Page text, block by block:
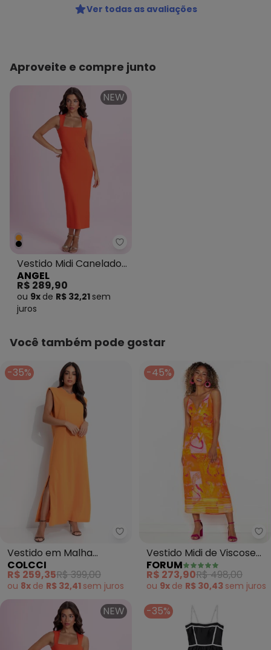
Ver todas as avaliações
Aproveite e compre junto
NEW
Angel - Vestido Midi Canelado
Vestido Midi Canelado
Laranja
ANGEL
R$ 289,90
ou 9x de R$ 32,21 sem
juros
Você também pode gostar
-35%
Colcci - Vestido em Malha
Vestido em Malha
(Laranja)
COLCCI
R$ 259,35R$ 399,00
ou 8x de R$ 32,41 sem juros
-45%
Vestido Midi de Viscose
Estampado (Laranja)
FORUM
R$ 273,90R$ 498,00
ou 9x de R$ 30,43 sem juros
NEW -35%